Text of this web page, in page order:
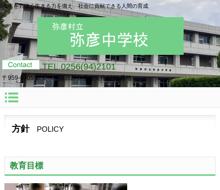
未来を力強く生きる力を備え、社会に貢献できる人間の育成
TEL.0256(94)2101
〒959-0305 新潟県西蒲原郡弥彦村矢作4785番地
方針 POLICY
教育目標